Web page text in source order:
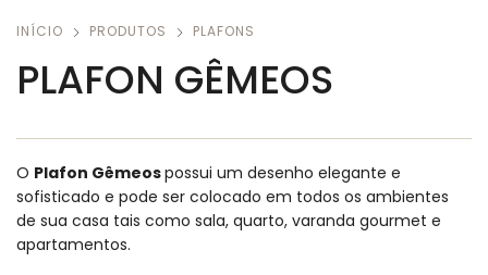
INÍCIO PRODUTOS PLAFONS
PLAFON GÊMEOS
O Plafon Gêmeospossui um desenho elegante e
sofisticado e pode ser colocado em todos os ambientes
de sua casa tais como sala, quarto, varanda gourmet e
apartamentos.